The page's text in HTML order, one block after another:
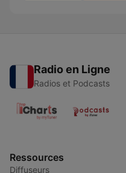
Radio en Ligne
Radios et Podcasts
Ressources
Diffuseurs